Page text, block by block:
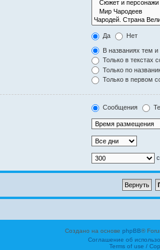
Да Нет
В названиях тем
Только в текстах
Только по
Только в первом
Сообщения
Создано на основе phpBB®
Соглашение об
Terms of use /